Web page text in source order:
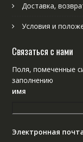
Доставка,
Условия и
Связаться с нами
Поля, помеченные
заполнению
имя
Электронная